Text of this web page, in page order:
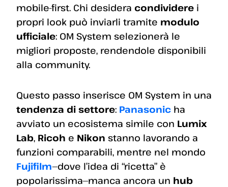
mobile-first. Chi desidera condividere i
propri look può inviarli tramite modulo
ufficiale: OM System selezionerà le
migliori proposte, rendendole disponibili
alla community.
Questo passo inserisce OM System in una
tendenza di settore: Panasonic ha
avviato un ecosistema simile con Lumix
Lab, Ricoh e Nikon stanno lavorando a
funzioni comparabili, mentre nel mondo
Fujifilm—dove l’idea di “ricetta” è
popolarissima—manca ancora un hub